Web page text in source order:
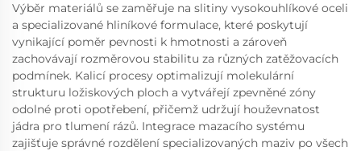
Výběr materiálů se zaměřuje na slitiny vysokouhlíkové oceli
a specializované hliníkové formulace, které poskytují
vynikající poměr pevnosti k hmotnosti a zároveň
zachovávají rozměrovou stabilitu za různých zatěžovacích
podmínek. Kalicí procesy optimalizují molekulární
strukturu ložiskových ploch a vytvářejí zpevněné zóny
odolné proti opotřebení, přičemž udržují houževnatost
jádra pro tlumení rázů. Integrace mazacího systému
zajišťuje správné rozdělení specializovaných maziv po všech